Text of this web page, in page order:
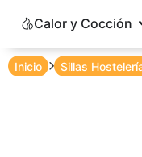
Calor y Cocción
Inicio Sillas